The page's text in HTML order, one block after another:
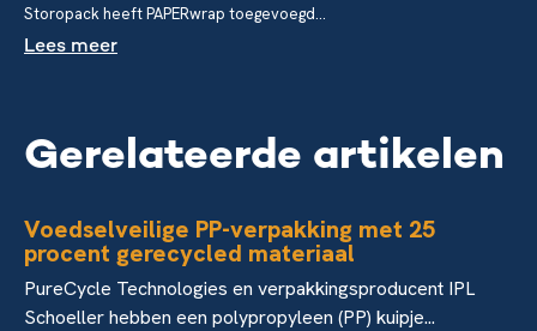
Storopack heeft PAPERwrap toegevoegd...
Lees meer
Gerelateerde artikelen
Voedselveilige PP-verpakking met 25
procent gerecycled materiaal
PureCycle Technologies en verpakkingsproducent IPL
Schoeller hebben een polypropyleen (PP) kuipje...